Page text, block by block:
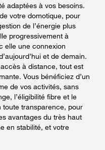
adaptées à vos besoins.
votre domotique, pour
de l’énergie plus
progressivement à
elle une connexion
et de demain.
à distance, tout est
Vous bénéficiez d’un
de vos activités, sans
l’éligibilité fibre et le
toute transparence, pour
avantages du très haut
en stabilité, et votre